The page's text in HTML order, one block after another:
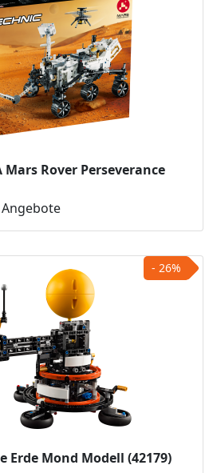
Mars Rover Perseverance
- 26%
Erde Mond Modell (42179)